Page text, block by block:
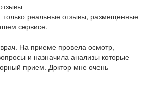
только реальные отзывы, размещенные
сервисе.
На приеме провела осмотр,
и назначила анализы которые
прием. Доктор мне очень